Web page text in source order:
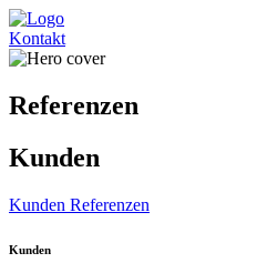
Kontakt
Referenzen
Kunden
Kunden Referenzen
Kunden